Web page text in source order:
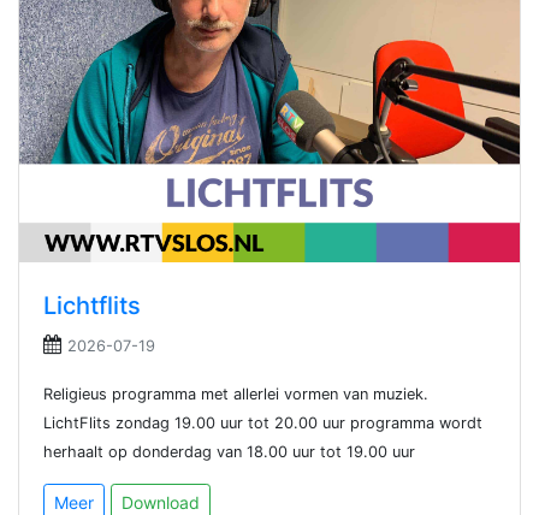
Lichtflits
2026-07-19
Religieus programma met allerlei vormen van muziek.
LichtFlits zondag 19.00 uur tot 20.00 uur programma wordt
herhaalt op donderdag van 18.00 uur tot 19.00 uur
Meer Download